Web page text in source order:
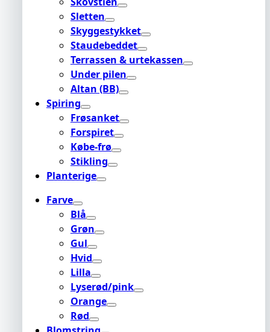
Sletten
Skyggestykket
Staudebeddet
Terrassen & urtekassen
Under pilen
Altan (BB)
Spiring
Frøsanket
Forspiret
Købe-frø
Stikling
Planterige
Farve
Blå
Grøn
Gul
Hvid
Lilla
Lyserød/pink
Orange
Rød